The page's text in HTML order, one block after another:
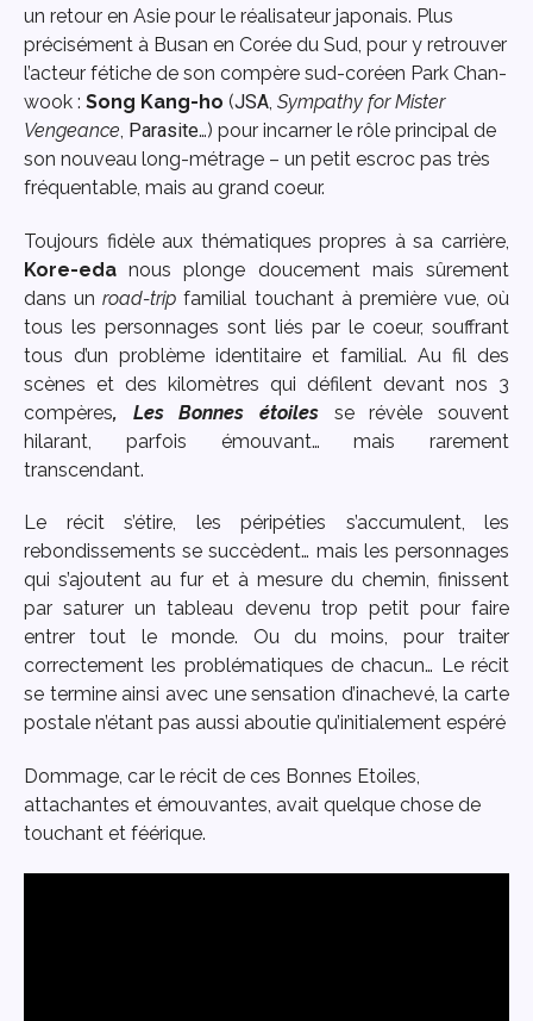
un retour en Asie pour le réalisateur japonais. Plus
précisément à Busan en Corée du Sud, pour y retrouver
l’acteur fétiche de son compère sud-coréen Park Chan-
wook : Song Kang-ho (JSA, Sympathy for Mister
Vengeance, Parasite…) pour incarner le rôle principal de
son nouveau long-métrage – un petit escroc pas très
fréquentable, mais au grand coeur.
Toujours fidèle aux thématiques propres à sa carrière,
Kore-eda nous plonge doucement mais sûrement
dans unroad-trip familial touchant à première vue, où
tous les personnages sont liés par le coeur, souffrant
tous d’un problème identitaire et familial. Au fil des
scènes et des kilomètres qui défilent devant nos 3
compères, Les Bonnes étoiles se révèle souvent
hilarant, parfois émouvant… mais rarement
transcendant.
Le récit s’étire, les péripéties s’accumulent, les
rebondissements se succèdent… mais les personnages
qui s’ajoutent au fur et à mesure du chemin, finissent
par saturer un tableau devenu trop petit pour faire
entrer tout le monde. Ou du moins, pour traiter
correctement les problématiques de chacun… Le récit
se termine ainsi avec une sensation d’inachevé, la carte
postale n’étant pas aussi aboutie qu’initialement espéré
Dommage, car le récit de ces Bonnes Etoiles,
attachantes et émouvantes, avait quelque chose de
touchant et féérique.